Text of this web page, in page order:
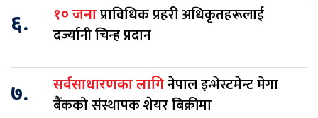
६. १० जनाप्राविधिक प्रहरी अधिकृतहरूलाई
दर्ज्यानी चिन्ह प्रदान
७. सर्वसाधारणका लागिनेपाल इन्भेस्टमेन्ट मेगा
बैंकको संस्थापक शेयर बिक्रीमा